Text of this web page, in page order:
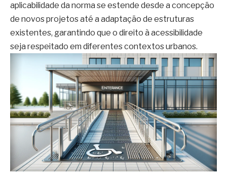
aplicabilidade da norma se estende desde a concepção
de novos projetos até a adaptação de estruturas
existentes, garantindo que o direito à acessibilidade
seja respeitado em diferentes contextos urbanos.